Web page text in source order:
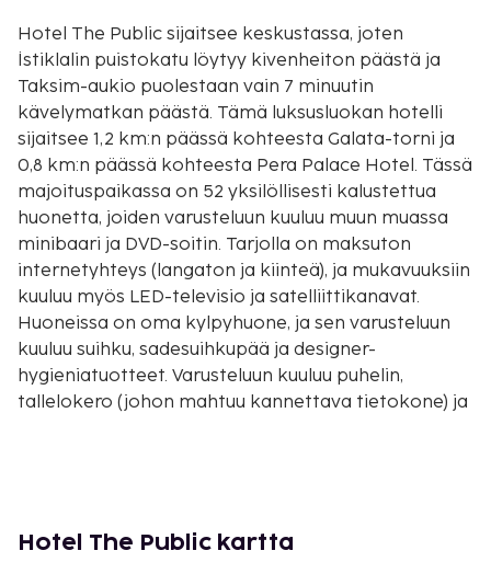
Hotel The Public sijaitsee keskustassa, joten
İstiklalin puistokatu löytyy kivenheiton päästä ja
Taksim-aukio puolestaan vain 7 minuutin
kävelymatkan päästä. Tämä luksusluokan hotelli
sijaitsee 1,2 km:n päässä kohteesta Galata-torni ja
0,8 km:n päässä kohteesta Pera Palace Hotel. Tässä
majoituspaikassa on 52 yksilöllisesti kalustettua
huonetta, joiden varusteluun kuuluu muun muassa
minibaari ja DVD-soitin. Tarjolla on maksuton
internetyhteys (langaton ja kiinteä), ja mukavuuksiin
kuuluu myös LED-televisio ja satelliittikanavat.
Huoneissa on oma kylpyhuone, ja sen varusteluun
kuuluu suihku, sadesuihkupää ja designer-
hygieniatuotteet. Varusteluun kuuluu puhelin,
tallelokero (johon mahtuu kannettava tietokone) ja
Pera Palace Hotel - 0,8 km / 0,5 mi
Hotel The Public kartta